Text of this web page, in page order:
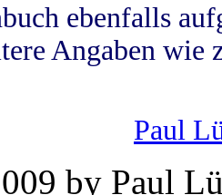
ebenfalls
Angaben wie
Paul
by Paul